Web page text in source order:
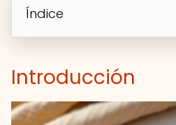
Índice
Introducción